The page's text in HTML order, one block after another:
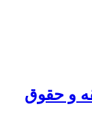
و حقوق